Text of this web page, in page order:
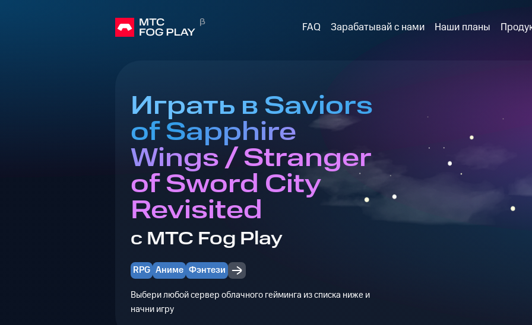
FAQ Зарабатывай с нами Наши планы
Играть в Saviors
of Sapphire
Wings / Stranger
of Sword City
Revisited
с МТС Fog Play
RPG Аниме Фэнтези
Выбери любой сервер облачного гейминга из списка ниже и
начни игру